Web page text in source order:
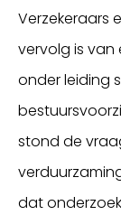
Verzekeraars
vervolg is
onder leiding
stond de
dat